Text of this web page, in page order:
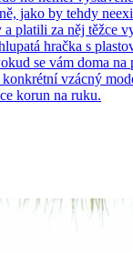
jako by tehdy
a platili za něj těžce
hračka s
se vám doma
vzácný
korun na ruku.